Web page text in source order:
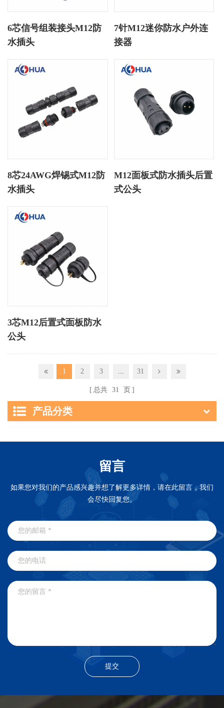
6芯信号组装接头M12防
水插头
7针M12迷你防水户外连
接器
8芯24AWG焊锡式M12防
水插头
M12面板式防水插头后置
式公头
3芯M12后置式面板防水
公头
1 2 3 ... 31
总共 31 页
产品分类
留言
如果您对我们的产品感兴趣并想了解更多详情，请在此留言，我们
会尽快回复您。